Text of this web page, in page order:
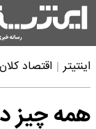
اینتیتر اقتصاد کلان
همه چیز